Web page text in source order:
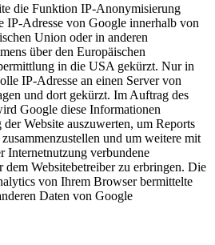
die Funktion IP-Anonymisierung
Adresse von Google innerhalb von
Union oder in anderen
über den Europäischen
in die USA gekürzt. Nur in
IP-Adresse an einen Server von
und dort gekürzt. Im Auftrag des
Google diese Informationen
Website auszuwerten, um Reports
und um weitere mit
Internetnutzung verbundene
dem Websitebetreiber zu erbringen. Die
von Ihrem Browser bermittelte
Daten von Google